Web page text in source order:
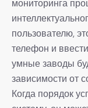
мониторинга
пользователю,
телефон и
умные заводы
зависимости от
Когда порядок